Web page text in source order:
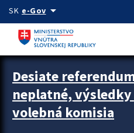
Preskocit na hlavný obsah
SK e-Govarrow_drop_down
Zastavit automatický posun upútavok
Desiate
neplatné,
volebná komisia